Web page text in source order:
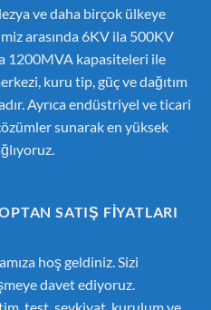
ve daha birçok ülkeye
arasında 6KV ila 500KV
1200MVA kapasiteleri ile
kuru tip, güç ve dağıtım
Ayrıca endüstriyel ve ticari
sunarak en yüksek
SATIŞ FIYATLARI
hoş geldiniz. Sizi
davet ediyoruz.